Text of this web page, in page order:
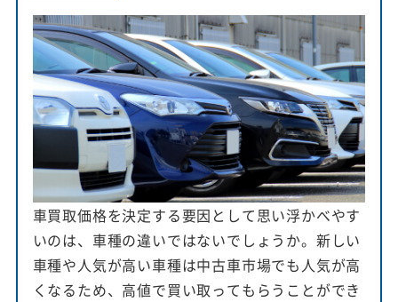
車買取価格を決定する要因として思い浮かべやす
いのは、車種の違いではないでしょうか。新しい
車種や人気が高い車種は中古車市場でも人気が高
くなるため、高値で買い取ってもらうことができ